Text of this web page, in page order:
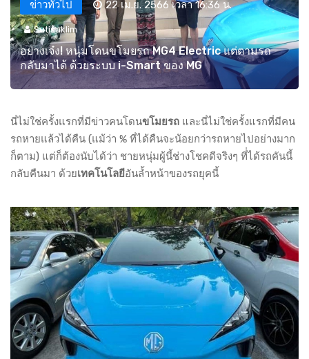
ข่าวทั่วไป 22 เม.ย. 2566 เวลา 16:36 น.
Sutisaklim
อย่างเจ๋ง! หนุ่มโดนขโมยรถ MG4 Electric แต่ตามรถ
กลับมาได้ ด้วยระบบ i-Smart ของ MG
นี่ไม่ใช่ครั้งแรกที่มีข่าวคนโดนขโมยรถ และนี่ไม่ใช่ครั้งแรกที่มีคน
รถหายแล้วได้คืน (แม้ว่า % ที่ได้คืนจะน้อยกว่ารถหายไปอย่างมาก
ก็ตาม) แต่ก็ต้องนับได้ว่า ชายหนุ่มผู้นี้ช่างโชคดีจริงๆ ที่่ได้รถคันนี้
กลับคืนมา ด้วยเทคโนโลยีอันล้ำหน้าของรถยุคนี้